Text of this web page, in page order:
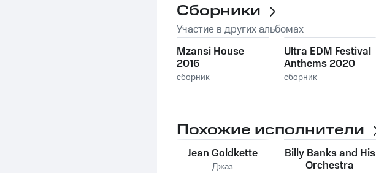
Сборники
Участие в других альбомах
Mzansi House
2016
сборник
Ultra EDM Festival
Anthems 2020
сборник
Похожие исполнители
Jean Goldkette
Джаз
Billy Banks and His
Orchestra